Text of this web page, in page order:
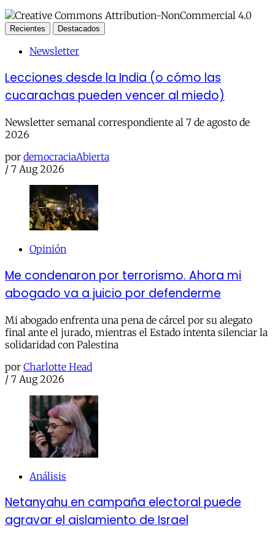
Recientes Destacados
Newsletter
Lecciones desde la India (o cómo las
cucarachas pueden vencer al miedo)
Newsletter semanal correspondiente al 7 de agosto de
2026
por democraciaAbierta
/ 7 Aug 2026
Opinión
Me condenaron por terrorismo. Ahora mi
abogado va a juicio por defenderme
Mi abogado enfrenta una pena de cárcel por su alegato
final ante el jurado, mientras el Estado intenta silenciar la
solidaridad con Palestina
por Charlotte Head
/ 7 Aug 2026
Análisis
Netanyahu en campaña electoral puede
agravar el aislamiento de Israel